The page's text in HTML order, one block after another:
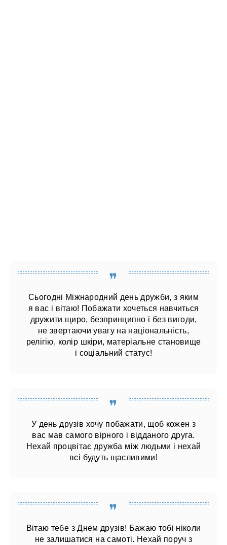
Сьогодні Міжнародний день дружби, з яким
я вас і вітаю! Побажати хочеться навчиться
дружити щиро, безпринципно і без вигоди,
не звертаючи увагу на національність,
релігію, колір шкіри, матеріальне становище
і соціальний статус!
У день друзів хочу побажати, щоб кожен з
вас мав самого вірного і відданого друга.
Нехай процвітає дружба між людьми і нехай
всі будуть щасливими!
Вітаю тебе з Днем друзів! Бажаю тобі ніколи
не залишатися на самоті. Нехай поруч з